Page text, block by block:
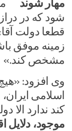
شود که در
قطعا دولت
زمینه موفق
مشخص کند.»
وی افزود:
اسلامی
کند ندارد الا
موجود، دلایل